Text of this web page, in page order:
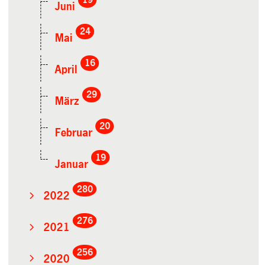
Juni
Mai
24
April
16
März
29
Februar
20
Januar
19
2022
280
2021
276
2020
256